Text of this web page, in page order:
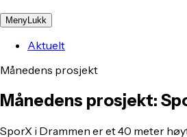
MenyLukk
Aktuelt
Månedens prosjekt
Månedens prosjekt:
SporX i Drammen er et 40 meter